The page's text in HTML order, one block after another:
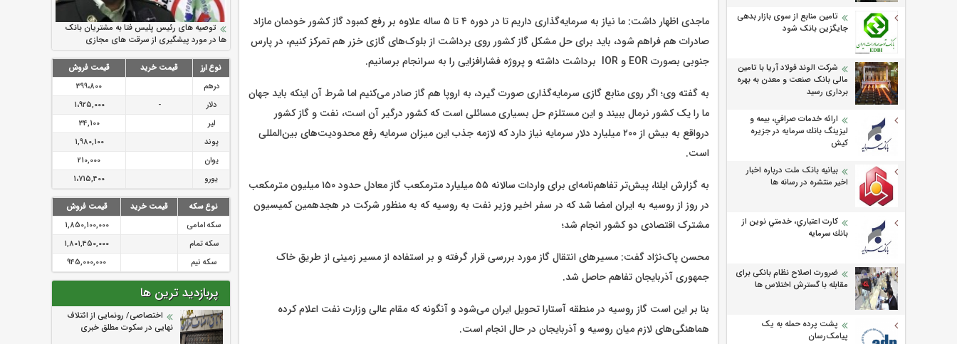
تامین منابع از سوی بازار بدهی
جایگزین بانک شود
شرکت الوند فولاد آریا با تامین
مالی بانک صنعت و معدن به بهره
برداری رسید
ارائه خدمات صرافي، بيمه و
ليزينگ بانك سرمايه در جزيره
كيش
بیانیه بانک ملت درباره اخبار
اخیر منتشره در رسانه ها
كارت اعتباري، خدمتي نوين از
بانك سرمايه
ضرورت اصلاح نظام بانکی برای
مقابله با گسترش اختلاس ها
پشت پرده حمله به یک
پیامک‌رسان
ماجدی اظهار داشت: ما نیاز به سرمایه‌گذاری داریم تا در دوره ۴ تا ۵ ساله علاوه بر رفع کمبود گاز کشور خودمان مازاد
صادرات هم فراهم شود، باید برای حل مشکل گاز کشور روی برداشت از بلوک‌های گازی خزر هم تمرکز کنیم، در پارس
جنوبی بصورت EOR و IOR برداشت داشته و پروژه فشارافزایی را به سرانجام برسانیم.
به گفته وی؛ اگر روی منابع گازی سرمایه‌گذاری صورت گیرد، به اروپا هم گاز صادر می‌کنیم اما شرط آن اینکه باید جهان
ما را یک کشور نرمال ببیند و این مستلزم حل بسیاری مسائلی است که کشور درگیر آن است، نفت و گاز کشور
درواقع به بیش از ۲۰۰ میلیارد دلار سرمایه نیاز دارد که لازمه جذب این میزان سرمایه رفع محدودیت‌های بین‌المللی
است.
به گزارش ایلنا، پیش‌تر تفاهم‌نامه‌ای برای واردات سالانه ۵۵ میلیارد مترمکعب گاز معادل حدود ۱۵۰ میلیون مترمکعب
در روز از روسیه به ایران امضا شد که در سفر اخیر وزیر نفت به روسیه که به منظور شرکت در هجدهمین کمیسیون
مشترک اقتصادی دو کشور انجام شد؛
محسن پاک‌نژاد گفت: مسیرهای انتقال گاز مورد بررسی قرار گرفته و بر استفاده از مسیر زمینی از طریق خاک
جمهوری آذربایجان تفاهم حاصل شد.
بنا بر این است گاز روسیه در منطقه آستارا تحویل ایران می‌شود و آنگونه که مقام عالی وزارت نفت اعلام کرده
هماهنگی‌های لازم میان روسیه و آذربایجان در حال انجام است.
ارزش سهام عدالت بالا رفت
سرمایه بیمه کوثر به ۴ همت می‌رسد
نود ثانیه با فولاد سنگان
تقدیر دبیرکل سندیکای بیمه گران ایران از
اقدامات مدیرعامل بیمه رازی
توصیه های رئیس پلیس فتا به مشتریان بانک
ها در مورد پیشگیری از سرقت های مجازی
نوع ارز قیمت خرید
قیمت فروش
درهم
399،800
دلار
-
1،925,000
لیر
34,100
پوند
1,980,100
یوان
210,000
یورو
1،715,400
نوع سکه قیمت خرید
قیمت فروش
سکه امامی
1,850,100,000
سکه تمام
1,801,450,000
سکه نیم
945,000,000
پربازدید ترین ها
اختصاصی/ رونمایی از ائتلاف‌
نهایی در سکوت مطلق خبری